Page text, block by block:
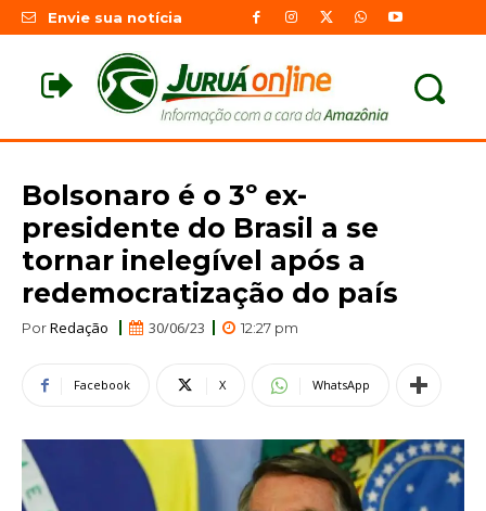
Envie sua notícia
Bolsonaro é o 3º ex-
presidente do Brasil a se
tornar inelegível após a
redemocratização do país
PorRedação 30/06/23 12:27 pm
Facebook X WhatsApp